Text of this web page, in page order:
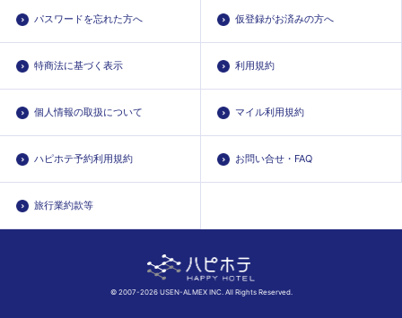
パスワードを忘れた方へ 仮登録がお済みの方へ
特商法に基づく表示 利用規約
個人情報の取扱について マイル利用規約
ハピホテ予約利用規約 お問い合せ・FAQ
旅行業約款等
© 2007-2026 USEN-ALMEX INC. All Rights Reserved.